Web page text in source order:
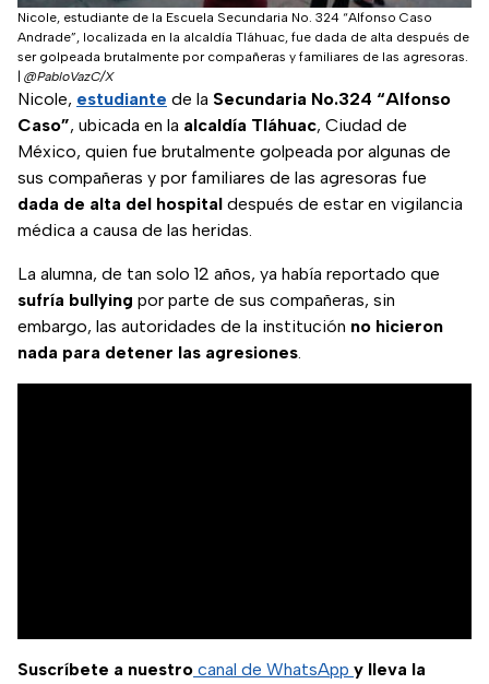
Nicole, estudiante de la Escuela Secundaria No. 324 “Alfonso Caso
Andrade”, localizada en la alcaldía Tláhuac, fue dada de alta después de
ser golpeada brutalmente por compañeras y familiares de las agresoras.
@PabloVazC/X
Nicole, estudiante de la Secundaria No.324 “Alfonso
Caso”, ubicada en la alcaldía Tláhuac, Ciudad de
México, quien fue brutalmente golpeada por algunas de
sus compañeras y por familiares de las agresoras fue
dada de alta del hospital después de estar en vigilancia
médica a causa de las heridas.
La alumna, de tan solo 12 años, ya había reportado que
sufría bullying por parte de sus compañeras, sin
embargo, las autoridades de la institución no hicieron
nada para detener las agresiones.
Suscríbete a nuestro canal de WhatsApp y lleva la